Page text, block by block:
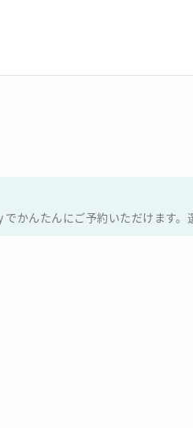
かんたんにご予約いただけます。